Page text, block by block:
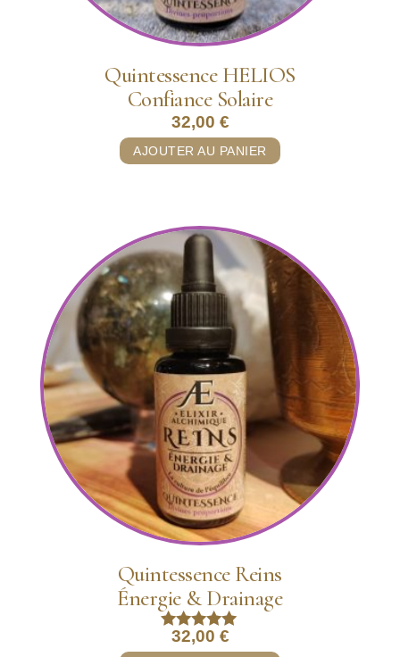
Quintessence HELIOS
Confiance Solaire
32,00 €
AJOUTER AU PANIER
Quintessence Reins
Énergie & Drainage
Note
5.00
32,00 €